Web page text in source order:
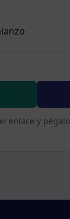
enlace y